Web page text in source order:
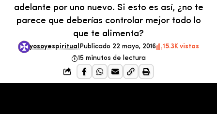
adelante por uno nuevo. Si esto es así, ¿no te
parece que deberías controlar mejor todo lo
que te alimenta?
yosoyespiritual Publicado 22 mayo, 2016
15.3K vistas
15 minutos de lectura